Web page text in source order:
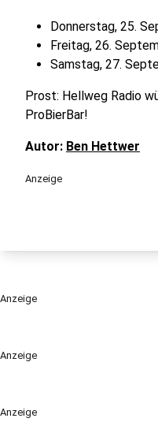
Anzeige
Anzeige
Donnerstag, 25.
Freitag, 26.
Samstag, 27.
Prost: Hellweg Radio
ProBierBar!
Autor: Ben Hettwer
Anzeige
Anzeige